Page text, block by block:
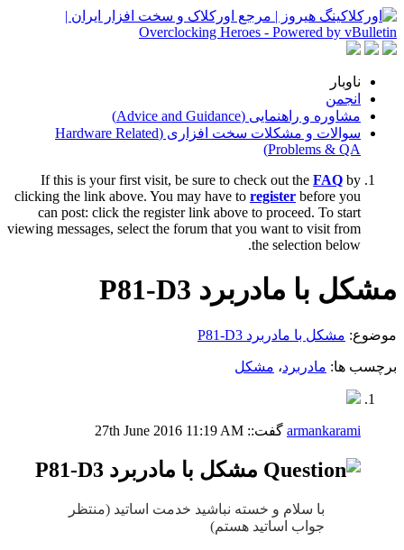
ناوبار
انجمن
مشاوره و راهنمایی (Advice and Guidance)
سوالات و مشکلات سخت افزاری (Hardware Related
Problems & QA)
If this is your first visit, be sure to check out the FAQ by
clicking the link above. You may have to register before you
can post: click the register link above to proceed. To start
viewing messages, select the forum that you want to visit from
the selection below.
مشکل با مادربرد P81-D3
موضوع: مشکل با مادربرد P81-D3
برچسب ها: مادربرد، مشکل
armankarami گفت:: 27th June 2016 11:19 AM
مشکل با مادربرد P81-D3
با سلام و خسته نباشید خدمت اساتید (منتظر
جواب اساتید هستم)